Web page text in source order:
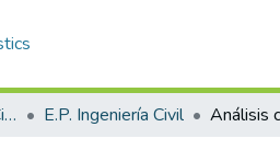
Facultad de Ingenierías y Ciencias Puras E.P. Ingeniería Civil